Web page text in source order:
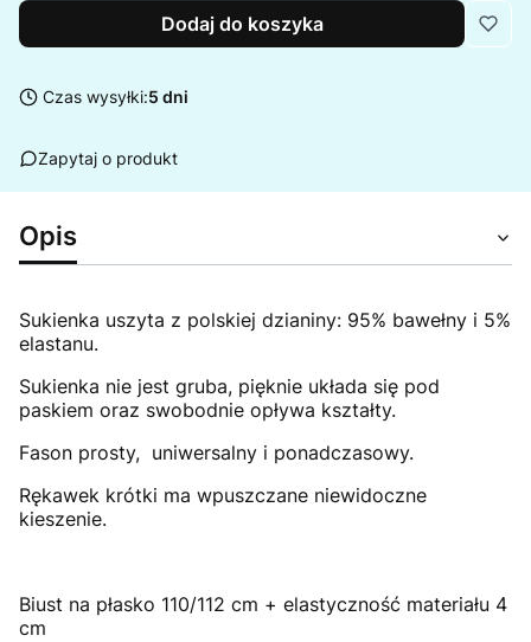
Dodaj do koszyka
Czas wysyłki:5 dni
Zapytaj o produkt
Opis
Sukienka uszyta z polskiej dzianiny: 95% bawełny i 5%
elastanu.
Sukienka nie jest gruba, pięknie układa się pod
paskiem oraz swobodnie opływa kształty.
Fason prosty, uniwersalny i ponadczasowy.
Rękawek krótki ma wpuszczane niewidoczne
kieszenie.
Biust na płasko 110/112 cm + elastyczność materiału 4
cm